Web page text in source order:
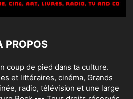
PROPOS
coup de pied dans ta culture.
et littéraires, cinéma, Grands
radio, télévision et une large